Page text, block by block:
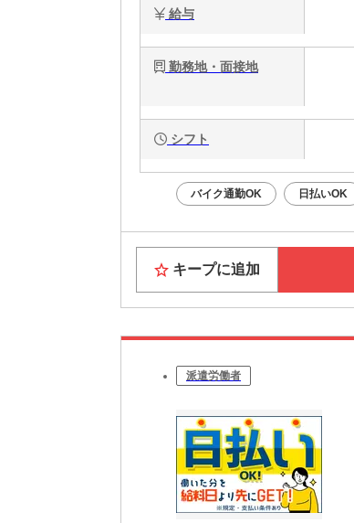
給与
勤務地・面接地
シフト
バイク通勤OK 日払いOK
キープに追加
派遣労働者